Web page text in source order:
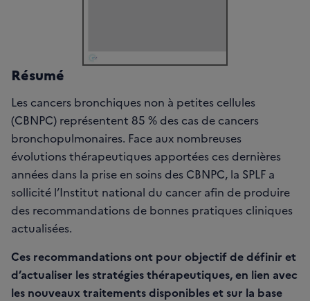
Résumé
Les cancers bronchiques non à petites cellules
(CBNPC) représentent 85 % des cas de cancers
bronchopulmonaires. Face aux nombreuses
évolutions thérapeutiques apportées ces dernières
années dans la prise en soins des CBNPC, la SPLF a
sollicité l’Institut national du cancer afin de produire
des recommandations de bonnes pratiques cliniques
actualisées.
Ces recommandations ont pour objectif de définir et
d’actualiser les stratégies thérapeutiques, en lien avec
les nouveaux traitements disponibles et sur la base